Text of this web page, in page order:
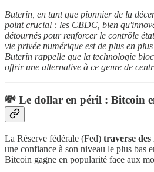
Buterin, en tant que pionnier de la
point crucial : les CBDC, bien
détournés pour renforcer le contrôle
vie privée numérique est de plus en
Buterin rappelle que la technologie
offrir une alternative à ce genre de
💸 Le dollar en péril : Bitcoin
La Réserve fédérale (Fed) traverse
une confiance à son niveau le plus bas
Bitcoin gagne en popularité face aux